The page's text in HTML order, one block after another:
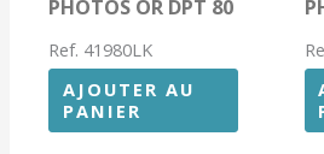
PHOTOS OR DPT 80
Ref. 41980LK
AJOUTER AU
PANIER